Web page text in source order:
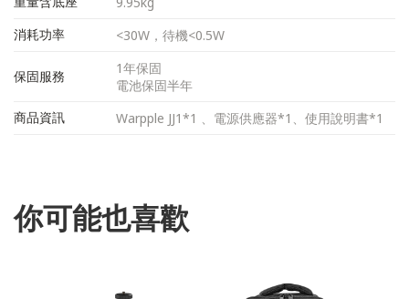
消耗功率
<30W，待機<0.5W
保固服務
1年保固
電池保固半年
商品資訊
Warpple JJ1*1 、電源供應器*1、使用說明書*1
你可能也喜歡